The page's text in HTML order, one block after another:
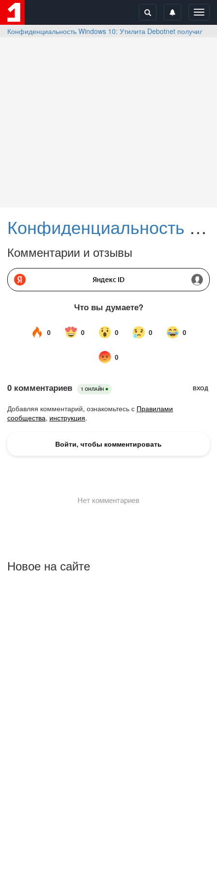
Конфиденциальность Windows 10: Утилита Debotnet получила
Конфиденциальность Windows 10: Утилита Debotnet получила крупное обновление
Комментарии и отзывы
Новое на сайте